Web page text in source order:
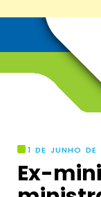
1 DE JUNHO DE
Ex-